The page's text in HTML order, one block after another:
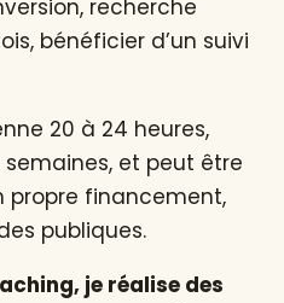
recherche
bénéficier d’un suivi
20 à 24 heures,
et peut être
propre financement,
publiques.
je réalise des